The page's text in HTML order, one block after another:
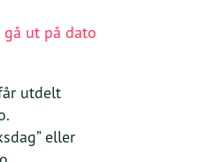
bli til kompost og
handlinger få en
med andre, har en
lager mat til dem, eller at
ut på dato
utdelt
eller